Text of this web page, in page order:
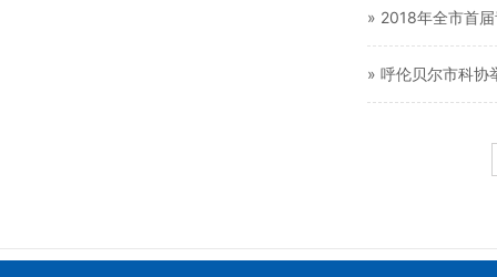
» 2018年全市首
» 呼伦贝尔市科协